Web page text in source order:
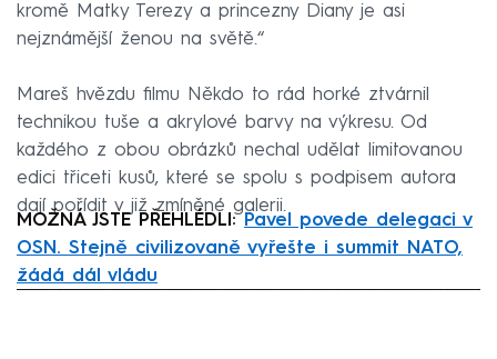
kromě Matky Terezy a princezny Diany je asi
nejznámější ženou na světě.“
Mareš hvězdu filmu Někdo to rád horké ztvárnil
technikou tuše a akrylové barvy na výkresu. Od
každého z obou obrázků nechal udělat limitovanou
edici třiceti kusů, které se spolu s podpisem autora
dají pořídit v již zmíněné galerii.
MOŽNÁ JSTE PŘEHLÉDLI: Pavel povede delegaci v
OSN. Stejně civilizovaně vyřešte i summit NATO,
žádá dál vládu